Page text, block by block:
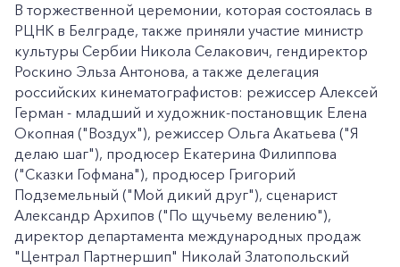
В торжественной церемонии, которая состоялась в
РЦНК в Белграде, также приняли участие министр
культуры Сербии Никола Селакович, гендиректор
Роскино Эльза Антонова, а также делегация
российских кинематографистов: режиссер Алексей
Герман - младший и художник-постановщик Елена
Окопная ("Воздух"), режиссер Ольга Акатьева ("Я
делаю шаг"), продюсер Екатерина Филиппова
("Сказки Гофмана"), продюсер Григорий
Подземельный ("Мой дикий друг"), сценарист
Александр Архипов ("По щучьему велению"),
директор департамента международных продаж
"Централ Партнершип" Николай Златопольский